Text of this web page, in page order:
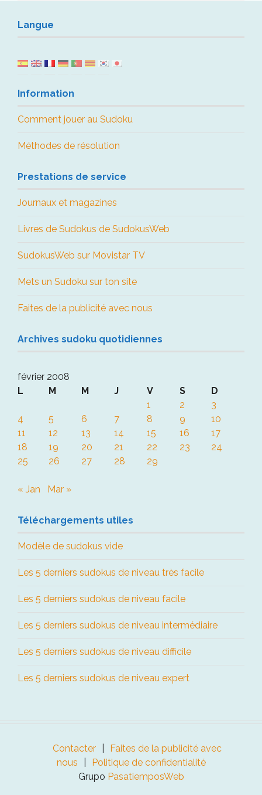
Langue
Information
Comment jouer au Sudoku
Méthodes de résolution
Prestations de service
Journaux et magazines
Livres de Sudokus de SudokusWeb
SudokusWeb sur Movistar TV
Mets un Sudoku sur ton site
Faites de la publicité avec nous
Archives sudoku quotidiennes
février 2008
L
M M J V S
D
1
2
3
4
5 6 7 8 9
10
11
12 13 14 15 16
17
18
19 20 21 22 23
24
25
26 27 28 29
« Jan Mar »
Téléchargements utiles
Modèle de sudokus vide
Les 5 derniers sudokus de niveau très facile
Les 5 derniers sudokus de niveau facile
Les 5 derniers sudokus de niveau intermédiaire
Les 5 derniers sudokus de niveau difficile
Les 5 derniers sudokus de niveau expert
Contacter
Faites de la publicité avec
nous
Politique de confidentialité
Grupo PasatiemposWeb